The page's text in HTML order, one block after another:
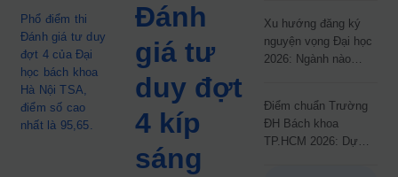
Phổ điểm thi
Đánh giá tư duy
đợt 4 của Đại
học bách khoa
Hà Nội TSA,
điểm số cao
nhất là 95,65.
Đánh
giá tư
duy đợt
4 kíp
sáng
Xu hướng đăng ký
nguyện vọng Đại học
2026: Ngành nào
Điểm chuẩn Trường
ĐH Bách khoa
TP.HCM 2026: Dự